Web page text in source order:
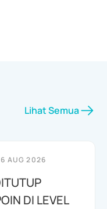
Lihat Semua
AUG 2026
DI LEVEL